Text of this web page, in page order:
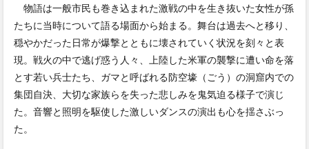
物語は一般市民も巻き込まれた激戦の中を生き抜いた女性が孫
たちに当時について語る場面から始まる。舞台は過去へと移り、
穏やかだった日常が爆撃とともに壊されていく状況を刻々と表
現。戦火の中で逃げ惑う人々、上陸した米軍の襲撃に遭い命を落
とす若い兵士たち、ガマと呼ばれる防空壕（ごう）の洞窟内での
集団自決、大切な家族らを失った悲しみを鬼気迫る様子で演じ
た。音響と照明を駆使した激しいダンスの演出も心を揺さぶっ
た。